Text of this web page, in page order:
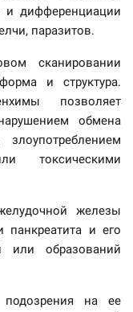
и дифференциации
паразитов.
сканировании
и структура.
позволяет
обмена
токсическими
железы
панкреатита и его
или образований
подозрения на ее